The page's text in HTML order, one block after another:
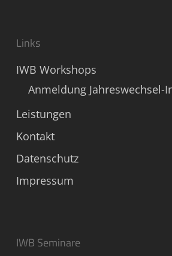
Links
IWB Workshops
Anmeldung Jahreswechsel-
Leistungen
Kontakt
Datenschutz
Impressum
IWB Seminare